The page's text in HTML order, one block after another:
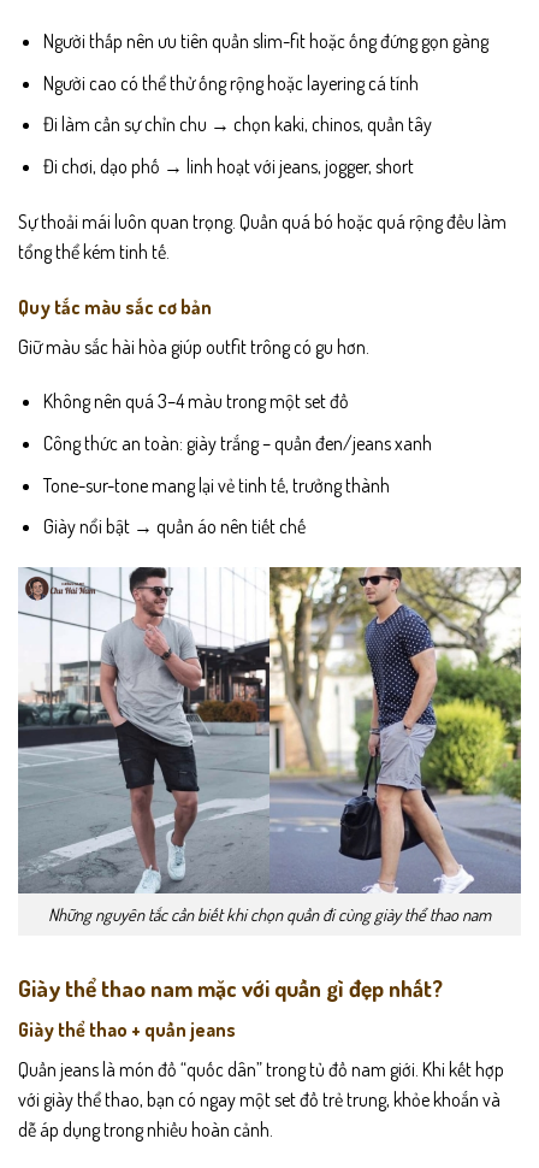
Người thấp nên ưu tiên quần slim-fit hoặc ống đứng gọn gàng
Người cao có thể thử ống rộng hoặc layering cá tính
Đi làm cần sự chỉn chu → chọn kaki, chinos, quần tây
Đi chơi, dạo phố → linh hoạt với jeans, jogger, short
Sự thoải mái luôn quan trọng. Quần quá bó hoặc quá rộng đều làm
tổng thể kém tinh tế.
Quy tắc màu sắc cơ bản
Giữ màu sắc hài hòa giúp outfit trông có gu hơn.
Không nên quá 3–4 màu trong một set đồ
Công thức an toàn: giày trắng – quần đen/jeans xanh
Tone-sur-tone mang lại vẻ tinh tế, trưởng thành
Giày nổi bật → quần áo nên tiết chế
Những nguyên tắc cần biết khi chọn quần đi cùng giày thể thao nam
Giày thể thao nam mặc với quần gì đẹp nhất?
Giày thể thao + quần jeans
Quần jeans là món đồ “quốc dân” trong tủ đồ nam giới. Khi kết hợp
với giày thể thao, bạn có ngay một set đồ trẻ trung, khỏe khoắn và
dễ áp dụng trong nhiều hoàn cảnh.